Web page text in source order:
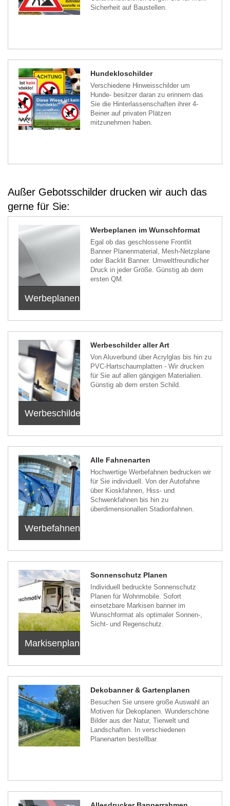
Sicherheit auf Baustellen.
Hundekloschilder
Verschiedene Hinweisschilder um
Hunde- besitzer daran zu erinnern das
Sie die Hinterlassenschaften ihrer 4-
Beiner auf privaten Plätzen
mitzunehmen haben.
Außer Gebotsschilder drucken wir auch das
gerne für Sie:
Werbeplanen
Werbeplanen im Wunschformat
Egal ob das geschlossene Frontlit
Banner Planenmaterial, Mesh-Netzplane
oder Backlit Banner. Umweltfreundlicher
Druck in jeder Größe. Günstig ab dem
ersten QM.
Werbeschilder
Werbeschilder aller Art
Von Aluverbund über Acrylglas bis hin zu
PVC-Hartschaumplatten - Wir drucken
für Sie auf allen gängigen Materialien.
Günstig ab dem ersten Schild.
Werbefahnen
Alle Fahnenarten
Hochwertige Werbefahnen bedrucken wir
für Sie individuell. Von der Autofahne
über Kioskfahnen, Hiss- und
Schwenkfahnen bis hin zu
überdimensionallen Stadionfahnen.
Markisenplanen
Sonnenschutz Planen
Individuell bedruckte Sonnenschutz
Planen für Wohnmobile. Sofort
einsetzbare Markisen banner im
Wunschformat als optimaler Sonnen-,
Sicht- und Regenschutz.
Dekobanner & Gartenplanen
Besuchen Sie unsere große Auswahl an
Motiven für Dekoplanen. Wunderschöne
Bilder aus der Natur, Tierwelt und
Landschaften. In verschiedenen
Planenarten bestellbar.